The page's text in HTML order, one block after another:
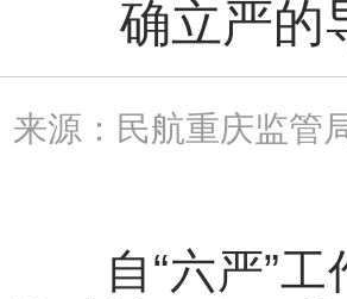
确立严的
来源：民航重庆监管
自“六严”工
导
式